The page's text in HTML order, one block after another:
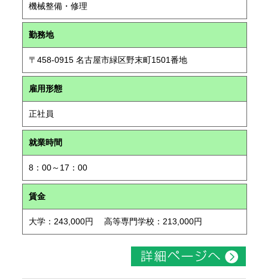
機械整備・修理
勤務地
〒458-0915 名古屋市緑区野末町1501番地
雇用形態
正社員
就業時間
8：00～17：00
賃金
大学：243,000円 高等専門学校：213,000円